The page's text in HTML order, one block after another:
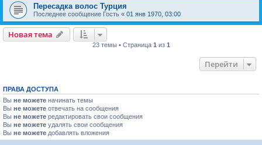
Пересадка волос Турция
Последнее сообщение Гость « 01 янв 1970, 03:00
Новая тема
23 темы • Страница 1 из 1
Перейти
ПРАВА ДОСТУПА
Вы не можете начинать темы
Вы не можете отвечать на сообщения
Вы не можете редактировать свои сообщения
Вы не можете удалять свои сообщения
Вы не можете добавлять вложения